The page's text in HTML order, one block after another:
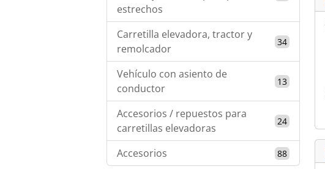
estrechos
Carretilla elevadora, tractor y
remolcador
34
Vehículo con asiento de
conductor
13
Accesorios / repuestos para
carretillas elevadoras
24
Accesorios 88